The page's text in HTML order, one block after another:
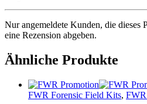
Nur angemeldete Kunden, die dieses
eine Rezension abgeben.
Ähnliche Produkte
FWR Forensic Field Kits, FWR